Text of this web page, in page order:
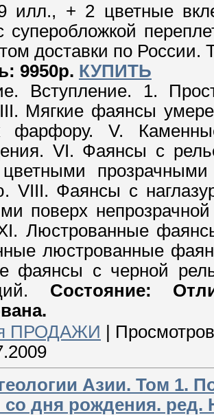
илл., + 2 цветные
суперобложкой
доставки по России.
9950р. КУПИТЬ
Вступление. 1.
Мягкие фаянсы
фарфору. V.
VI. Фаянсы с
VIII. Фаянсы с
поверх
Люстрованные
люстрованные
фаянсы с черной
Состояние:
ПРОДАЖИ
Азии. Том 1.
со дня рождения.